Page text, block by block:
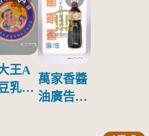
王A
乳罐
萬家香醬
油廣告塑